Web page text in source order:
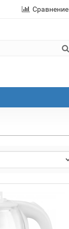
Сравнение